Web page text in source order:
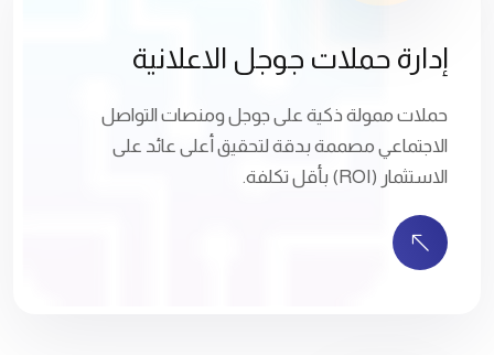
إدارة حملات جوجل الاعلانية
حملات ممولة ذكية على جوجل ومنصات التواصل
الاجتماعي مصممة بدقة لتحقيق أعلى عائد على
الاستثمار (ROI) بأقل تكلفة.